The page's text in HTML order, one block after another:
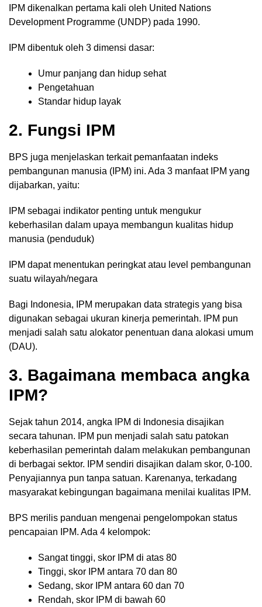
IPM dikenalkan pertama kali oleh United Nations
Development Programme (UNDP) pada 1990.
IPM dibentuk oleh 3 dimensi dasar:
Umur panjang dan hidup sehat
Pengetahuan
Standar hidup layak
2. Fungsi IPM
BPS juga menjelaskan terkait pemanfaatan indeks
pembangunan manusia (IPM) ini. Ada 3 manfaat IPM yang
dijabarkan, yaitu:
IPM sebagai indikator penting untuk mengukur
keberhasilan dalam upaya membangun kualitas hidup
manusia (penduduk)
IPM dapat menentukan peringkat atau level pembangunan
suatu wilayah/negara
Bagi Indonesia, IPM merupakan data strategis yang bisa
digunakan sebagai ukuran kinerja pemerintah. IPM pun
menjadi salah satu alokator penentuan dana alokasi umum
(DAU).
3. Bagaimana membaca angka
IPM?
Sejak tahun 2014, angka IPM di Indonesia disajikan
secara tahunan. IPM pun menjadi salah satu patokan
keberhasilan pemerintah dalam melakukan pembangunan
di berbagai sektor. IPM sendiri disajikan dalam skor, 0-100.
Penyajiannya pun tanpa satuan. Karenanya, terkadang
masyarakat kebingungan bagaimana menilai kualitas IPM.
BPS merilis panduan mengenai pengelompokan status
pencapaian IPM. Ada 4 kelompok:
Sangat tinggi, skor IPM di atas 80
Tinggi, skor IPM antara 70 dan 80
Sedang, skor IPM antara 60 dan 70
Rendah, skor IPM di bawah 60